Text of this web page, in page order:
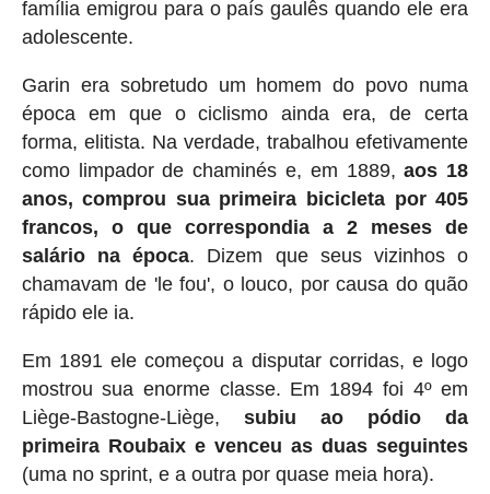
família emigrou para o país gaulês quando ele era
adolescente.
Garin era sobretudo um homem do povo numa
época em que o ciclismo ainda era, de certa
forma, elitista. Na verdade, trabalhou efetivamente
como limpador de chaminés e, em 1889,aos 18
anos, comprou sua primeira bicicleta por 405
francos, o que correspondia a 2 meses de
salário na época. Dizem que seus vizinhos o
chamavam de 'le fou', o louco, por causa do quão
rápido ele ia.
Em 1891 ele começou a disputar corridas, e logo
mostrou sua enorme classe. Em 1894 foi 4º em
Liège-Bastogne-Liège, subiu ao pódio da
primeira Roubaix e venceu as duas seguintes
(uma no sprint, e a outra por quase meia hora).